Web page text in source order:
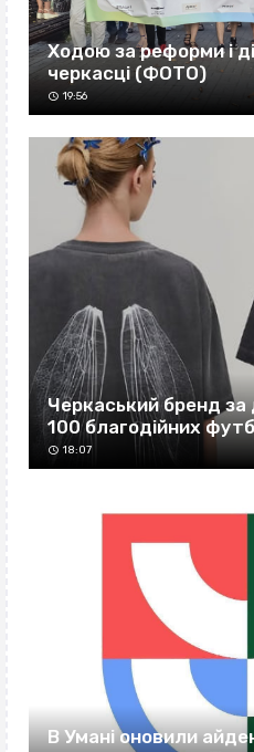
Ходою за реформи і
черкасці (ФОТО)
19:56
Черкаський бренд за
100 благодійних
18:07
В Умані оновили